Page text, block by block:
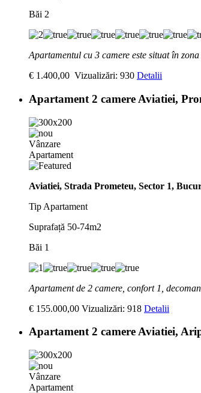
Băi 2
Apartamentul cu 3 camere este situat în
€ 1.400,00 Vizualizări: 930 Detalii
Apartament 2 camere Aviatiei,
Vânzare
Apartament
Aviatiei, Strada Prometeu, Sector 1,
Tip Apartament
Suprafață 50-74m2
Băi 1
Apartament de 2 camere, confort 1,
€ 155.000,00 Vizualizări: 918 Detalii
Apartament 2 camere Aviatiei,
Vânzare
Apartament